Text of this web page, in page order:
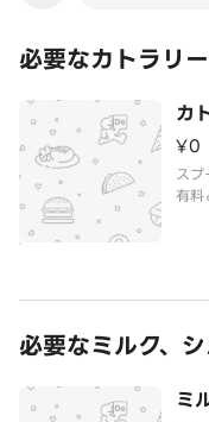
必要なカトラリ
カ
¥0
スプ
有料
必要なミルク、
ミ